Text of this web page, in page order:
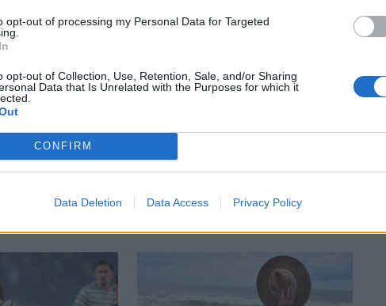
opt-out of processing my Personal Data for Targeted
opt-out of Collection, Use, Retention, Sale, and/or Sharing
Data that Is Unrelated with the Purposes for which it
CONFIRM
Data Deletion Data Access Privacy Policy
a maga
a világ
Székelyhon
szűk mezőgazdasági